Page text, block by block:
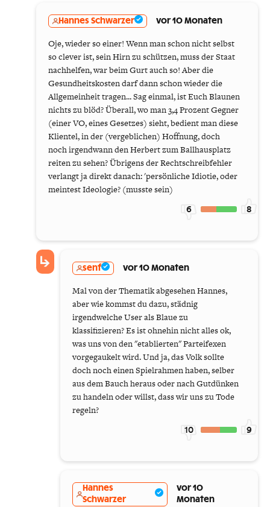
Hannes Schwarzer vor 10 Monaten
Oje, wieder so einer! Wenn man schon nicht selbst
so clever ist, sein Hirn zu schützen, muss der Staat
nachhelfen, war beim Gurt auch so! Aber die
Gesundheitskosten darf dann schon wieder die
Allgemeinheit tragen... Sag einmal, ist Euch Blaunen
nichts zu blöd? Überall, wo man 3,4 Prozent Gegner
(einer VO, eines Gesetzes) sieht, bedient man diese
Klientel, in der (vergeblichen) Hoffnung, doch
noch irgendwann den Herbert zum Ballhausplatz
reiten zu sehen? Übrigens der Rechtschreibfehler
verlangt ja direkt danach: 'persönliche Idiotie, oder
meintest Ideologie? (musste sein)
6 8
senf vor 10 Monaten
Mal von der Thematik abgesehen Hannes,
aber wie kommst du dazu, städnig
irgendwelche User als Blaue zu
klassifizieren? Es ist ohnehin nicht alles ok,
was uns von den "etablierten" Parteifexen
vorgegaukelt wird. Und ja, das Volk sollte
doch noch einen Spielrahmen haben, selber
aus dem Bauch heraus oder nach Gutdünken
zu handeln oder willst, dass wir uns zu Tode
regeln?
10 9
Hannes
Schwarzer
vor 10
Monaten